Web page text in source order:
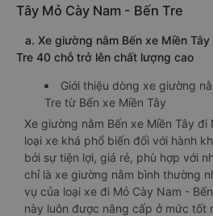
Tây Mỏ Cày Nam - Bến Tre
a. Xe giường nằm Bến xe Miền
Tre 40 chỗ trở lên chất lượng cao
Giới thiệu dòng xe giường
Tre từ Bến xe Miền Tây
Xe giường nằm Bến xe Miền Tây đi
loại xe khá phổ biến đối với hành
bởi sự tiện lợi, giá rẻ, phù hợp với
chỉ là xe giường nằm bình thường
vụ của loại xe đi Mỏ Cày Nam -
này luôn được nâng cấp ở mức tốt